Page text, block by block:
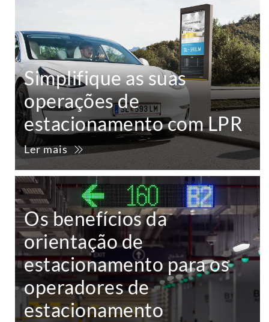
Simplifique as suas
operações de
estacionamento com LPR
Ler mais
Os benefícios da
orientação de
estacionamento para os
operadores de
estacionamento